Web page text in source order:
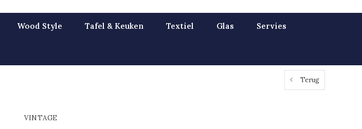
Wood Style Tafel & Keuken Textiel Glas Servies
Terug
VINTAGE